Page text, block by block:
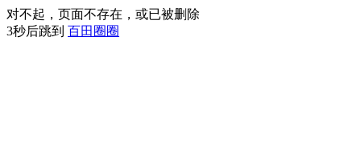
对不起，页面不存在，或已被删除
3秒后跳到 百田圈圈